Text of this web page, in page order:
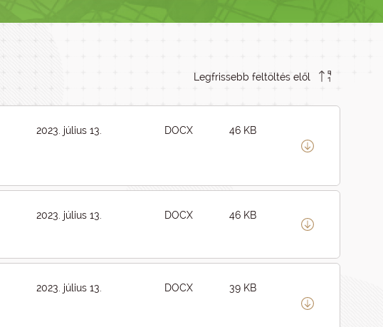
Legfrissebb feltöltés elől
2023. július 13. DOCX 46 KB
2023. július 13. DOCX 46 KB
2023. július 13. DOCX 39 KB